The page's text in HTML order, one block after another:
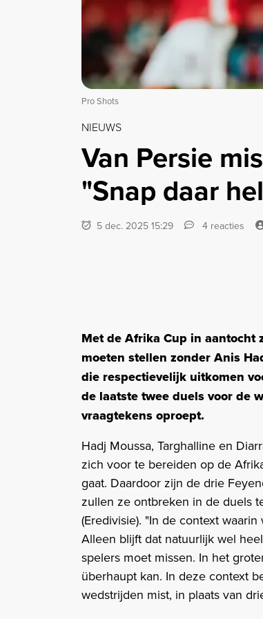
Pro Shots
NIEUWS
Van Persie
"Snap daar
5 dec. 2025 15:29 4 reacties
Met de Afrika Cup in aantocht
moeten stellen zonder Anis
die respectievelijk uitkomen
de laatste twee duels voor de
vraagtekens oproept.
Hadj Moussa, Targhalline en
zich voor te bereiden op de
gaat. Daardoor zijn de drie
zullen ze ontbreken in de duels
(Eredivisie). "In de context
Alleen blijft dat natuurlijk wel
spelers moet missen. In het
überhaupt kan. In deze context
wedstrijden mist, in plaats van